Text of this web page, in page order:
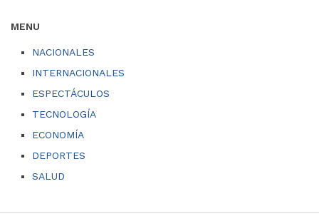
MENU
NACIONALES
INTERNACIONALES
ESPECTÁCULOS
TECNOLOGÍA
ECONOMÍA
DEPORTES
SALUD